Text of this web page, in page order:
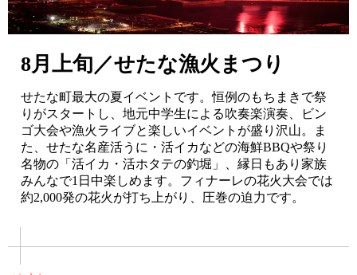
8月上旬／せたな漁火まつり
せたな町最大の夏イベントです。恒例のもちまきで祭
りがスタートし、地元中学生による吹奏楽演奏、ビン
ゴ大会や漁火ライブと楽しいイベントが盛り沢山。ま
た、せたな名産活うに・活イカなどの海鮮BBQや祭り
名物の「活イカ・活ホタテの釣堀」、縁日もあり家族
みんなで1日中楽しめます。フィナーレの花火大会では
約2,000発の花火が打ち上がり、圧巻の迫力です。